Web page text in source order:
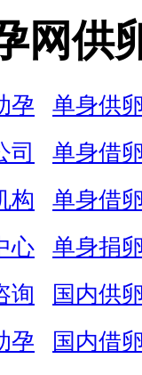
网供
孕 单身供
司
单身借
构
单身借
心
单身捐
询
国内供
孕
国内借